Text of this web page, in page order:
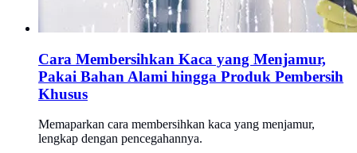
Cara Membersihkan Kaca yang Menjamur,
Pakai Bahan Alami hingga Produk Pembersih
Khusus
Memaparkan cara membersihkan kaca yang menjamur,
lengkap dengan pencegahannya.